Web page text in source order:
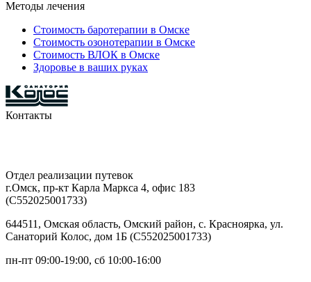
Методы лечения
Стоимость баротерапии в Омске
Стоимость озонотерапии в Омске
Стоимость ВЛОК в Омске
Здоровье в ваших руках
Контакты
Отдел реализации путевок
г.Омск, пр-кт Карла Маркса 4, офис 183
(С552025001733)
644511, Омская область, Омский район, с. Красноярка, ул.
Санаторий Колос, дом 1Б (С552025001733)
пн-пт 09:00-19:00, сб 10:00-16:00